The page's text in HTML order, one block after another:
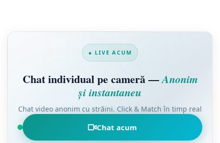
● LIVE ACUM
Chat individual pe cameră —Anonim
și instantaneu
Chat video anonim cu străini. Click & Match în timp real
Chat acum